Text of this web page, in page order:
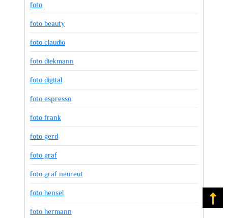
foto
foto beauty
foto claudio
foto diekmann
foto digital
foto espresso
foto frank
foto gerd
foto graf
foto graf neureut
foto hensel
foto hermann